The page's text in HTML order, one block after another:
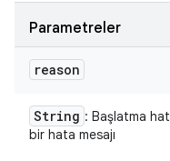
Parametreler
reason
String : Başlatma
bir hata mesajı